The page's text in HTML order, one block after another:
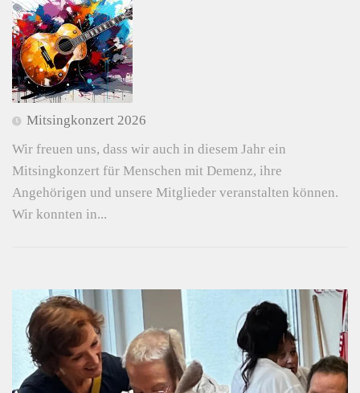
Mitsingkonzert 2026
Wir freuen uns, dass wir auch in diesem Jahr ein
Mitsingkonzert für Menschen mit Demenz, ihre
Angehörigen und unsere Mitglieder veranstalten können.
Wir konnten in...